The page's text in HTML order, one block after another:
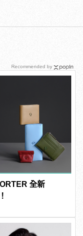
全新
Recommended by